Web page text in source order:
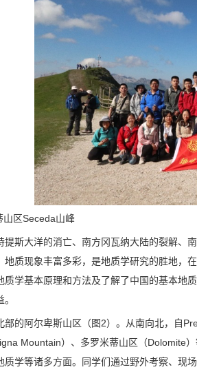
山区Seceda山峰
提斯大洋的消亡、南方冈瓦纳大陆的裂解、
质现象丰富多彩，是地质学研究的胜地，
质学基本原理和方法及了解了中国的基本地
部的阿尔卑斯山区（图2）。从南向北，自
Mountain）、多罗米蒂山区（Dolomite
质学等诸多方面。同学们通过野外考察、现